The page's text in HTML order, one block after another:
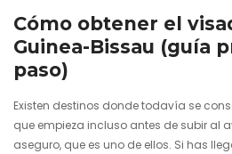
Cómo obtener el
Guinea-Bissau (guía
paso)
Existen destinos donde todavía se
que empieza incluso antes de subir al
aseguro, que es uno de ellos. Si has